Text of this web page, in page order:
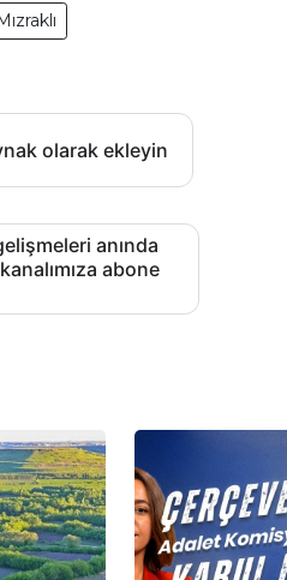
olarak ekleyin
anında
abone